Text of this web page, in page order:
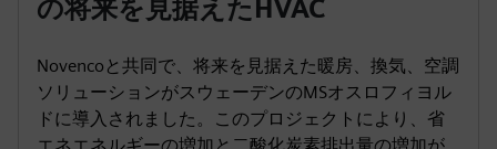
の将来を見据えたHVAC
Novencoと共同で、将来を見据えた暖房、換気、空調
ソリューションがスウェーデンのMSオスロフィヨル
ドに導入されました。このプロジェクトにより、省